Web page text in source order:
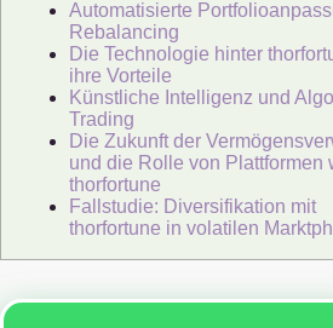
Automatisierte
Rebalancing
Die Technologie hinter
ihre Vorteile
Künstliche Intelligenz und
Trading
Die Zukunft der
und die Rolle von Plattformen
thorfortune
Fallstudie: Diversifikation mit
thorfortune in volatilen